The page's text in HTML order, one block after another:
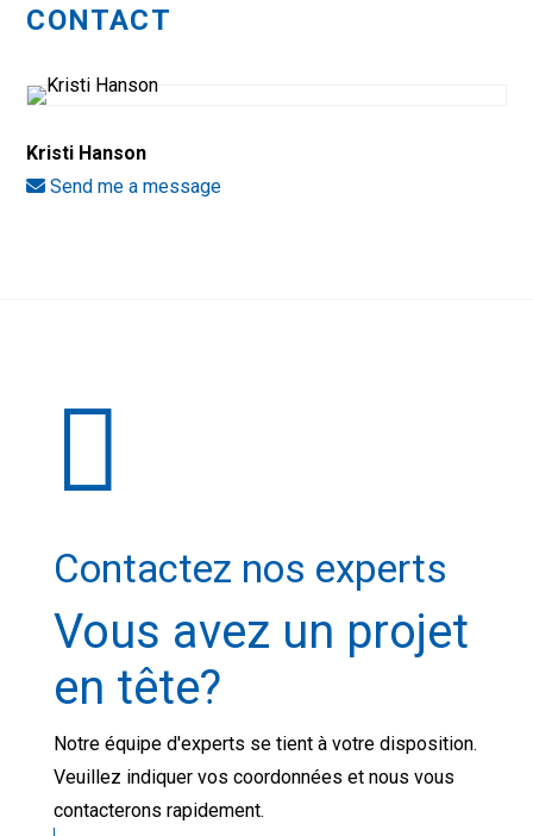
CONTACT
Kristi Hanson
Send me a message
Contactez nos experts
Vous avez un projet
en tête?
Notre équipe d'experts se tient à votre disposition.
Veuillez indiquer vos coordonnées et nous vous
contacterons rapidement.